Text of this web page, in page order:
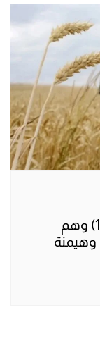
الجغرافيا السياسية للحبوب (الجزء 1) وهم
وهيمنة